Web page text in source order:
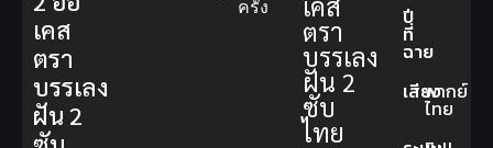
ครั้ง
ตรา
บรรเลง
ฝัน 2
ซับ
ไทย
ปี
ที่
ฉาย
เสียงพากย์
ไทย
เคส
ตรา
บรรเลง
ฝัน 2